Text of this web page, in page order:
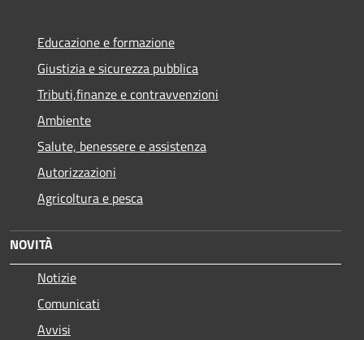
Educazione e formazione
Giustizia e sicurezza pubblica
Tributi,finanze e contravvenzioni
Ambiente
Salute, benessere e assistenza
Autorizzazioni
Agricoltura e pesca
NOVITÀ
Notizie
Comunicati
Avvisi